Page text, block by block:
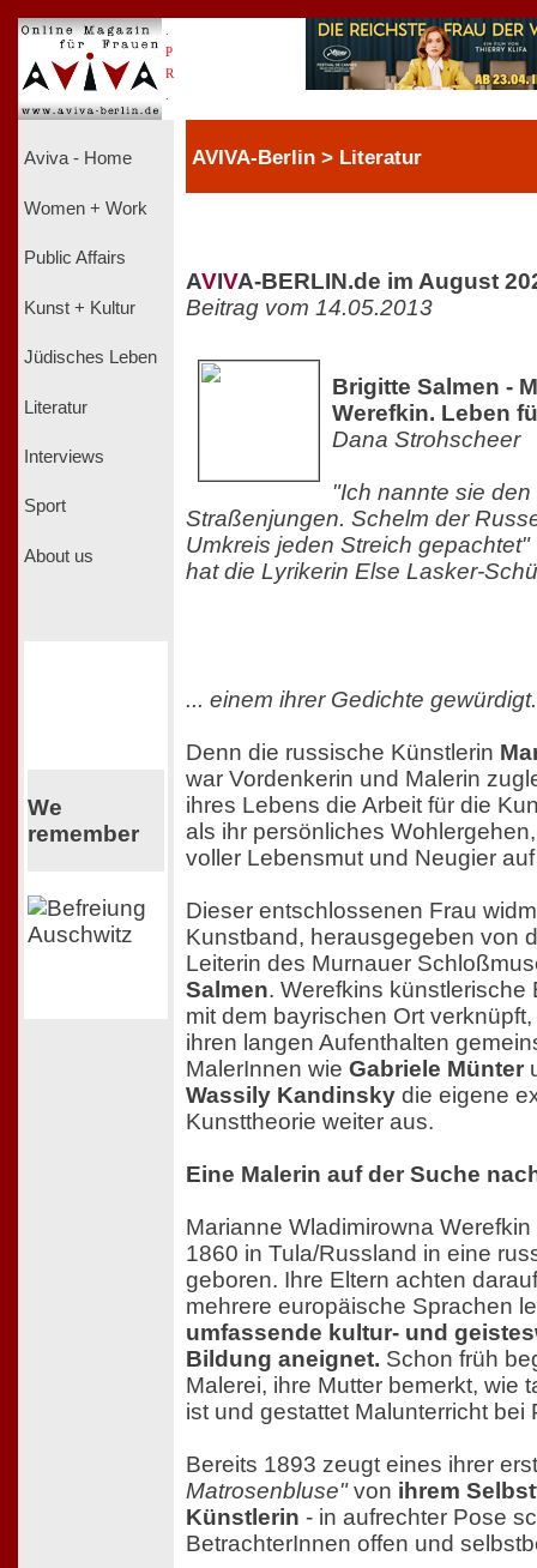
P
R
Aviva - Home
Women + Work
Public Affairs
Kunst + Kultur
Jüdisches Leben
Literatur
Interviews
Sport
About us
We
remember
AVIVA-Berlin > Literatur
AVIVA-BERLIN.de im August
Beitrag vom 14.05.2013
Brigitte Salmen -
Werefkin. Leben
Dana Strohscheer
"Ich nannte sie
Straßenjungen. Schelm der
Umkreis jeden Streich
hat die Lyrikerin Else Lasker-
... einem ihrer Gedichte gewürdigt.
Denn die russische Künstlerin
war Vordenkerin und Malerin
ihres Lebens die Arbeit für die
als ihr persönliches
voller Lebensmut und Neugier
Dieser entschlossenen Frau
Kunstband, herausgegeben von
Leiterin des Murnauer
Salmen. Werefkins künstlerische
mit dem bayrischen Ort
ihren langen Aufenthalten
MalerInnen wie Gabriele Münter
Wassily Kandinsky die eigene
Kunsttheorie weiter aus.
Eine Malerin auf der Suche
Marianne Wladimirowna
1860 in Tula/Russland in eine
geboren. Ihre Eltern achten
mehrere europäische Sprachen
umfassende kultur- und
Bildung aneignet. Schon früh
Malerei, ihre Mutter bemerkt, wie
ist und gestattet Malunterricht bei
Bereits 1893 zeugt eines ihrer
Matrosenbluse"von ihrem
Künstlerin - in aufrechter Pose
BetrachterInnen offen und